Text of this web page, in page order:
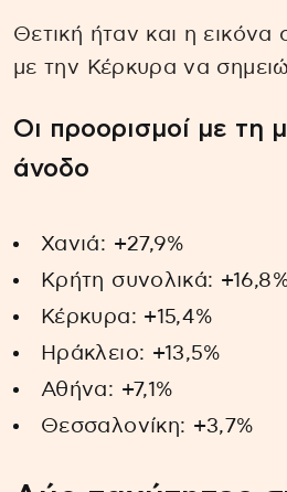
Θετική ήταν και η εικόνα
με την Κέρκυρα να
Οι προορισμοί με τη
άνοδο
Χανιά: +27,9%
Κρήτη συνολικά:
Κέρκυρα: +15,4%
Ηράκλειο: +13,5%
Αθήνα: +7,1%
Θεσσαλονίκη: +3,7%